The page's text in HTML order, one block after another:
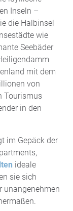
Inseln –
die Halbinsel
wie
Seebäder
mit dem
von
Tourismus
in den
im Gepäck der
ideale
sie sich
unangenehmen